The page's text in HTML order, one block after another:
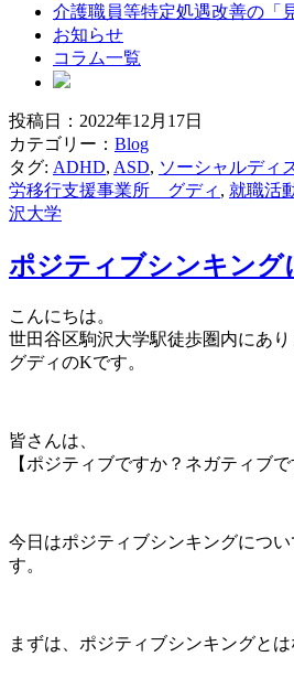
介護職員等特定処遇改善の「
お知らせ
コラム一覧
ブ
ロ
グ
投稿日：2022年12月17日
カテゴリー： Blog
タグ: ADHD, ASD, ソーシャルディ
労移行支援事業所 グディ , 就職活
沢大学
ポジティブシンキング
こんにちは。
世田谷区駒沢大学駅徒歩圏内にあ
グディのKです。
皆さんは、
【ポジティブですか？ネガティブで
今日はポジティブシンキングにつ
す。
まずは、ポジティブシンキングとは